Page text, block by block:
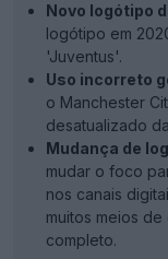
Novo logótipo
logótipo em
'Juventus'.
Uso incorreto
o Manchester
desatualizado
Mudança de
mudar o foco
nos canais
muitos meios
completo.